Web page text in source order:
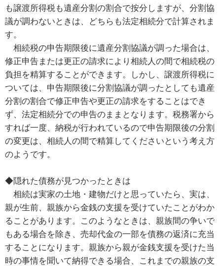
も譲渡所得税も遺産分割の割合で按分しますが、分割協
議が調わないときは、どちらも法定相続分で計算されま
す。
相続税の申告期限後に遺産分割協議が調った場合は、
修正申告または更正の請求により相続人の間で相続税の
負担を精算することができます。しかし、譲渡所得税に
ついては、申告期限後に分割協議が調ったとしても遺産
分割の割合で修正申告や更正の請求をすることはでき
ず、法定相続分での申告のままとなります。税務署から
すれば一度、納税が行われているので申告期限後の分割
の変更は、相続人の間で精算してくださいという考え方
のようです。
◆隠れた債務が見つかったときは
相続は実家の土地・建物だけと思っていたら、実は、
親が生前、親族から金銭の支援を受けていたことがわか
ることがあります。このようなときは、親族間の争いで
もある場合を除き、売却代金の一部を債務の返済に充当
することになります。親族から親が金銭支援を受けた当
時の事情を聞いて納得できる場合、これまでの親族の支